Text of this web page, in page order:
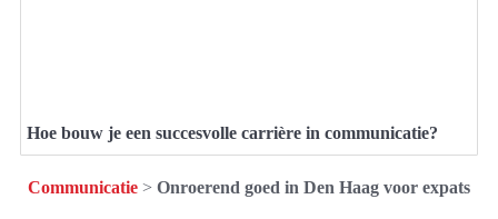
Hoe bouw je een succesvolle carrière in communicatie?
Communicatie > Onroerend goed in Den Haag voor expats